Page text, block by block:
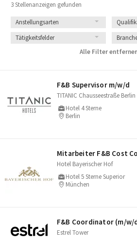
3 Stellenanzeigen gefunden
Anstellungsarten
Tätigkeitsfelder
Alle Filter
F&B Supervisor m/​w/​d
TITANIC Chausseestraße Berlin
Hotel 4 Sterne
Berlin
Mitarbeiter F&B Cost
Hotel Bayerischer Hof
Hotel 5 Sterne Superior
München
F&B Coordinator (m/​w/​
Estrel Tower